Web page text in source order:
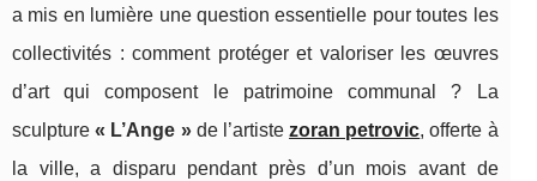
a mis en lumière une question essentielle pour toutes les
collectivités : comment protéger et valoriser les œuvres
d’art qui composent le patrimoine communal ? La
sculpture« L’Ange »de l’artistezoran petrovic, offerte à
la ville, a disparu pendant près d’un mois avant de